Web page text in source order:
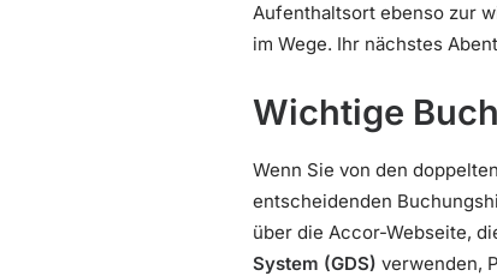
Aufenthaltsort ebenso zur
im Wege. Ihr nächstes
Wichtige
Wenn Sie von den
entscheidenden
über die Accor-Webseite,
System (GDS) verwenden,